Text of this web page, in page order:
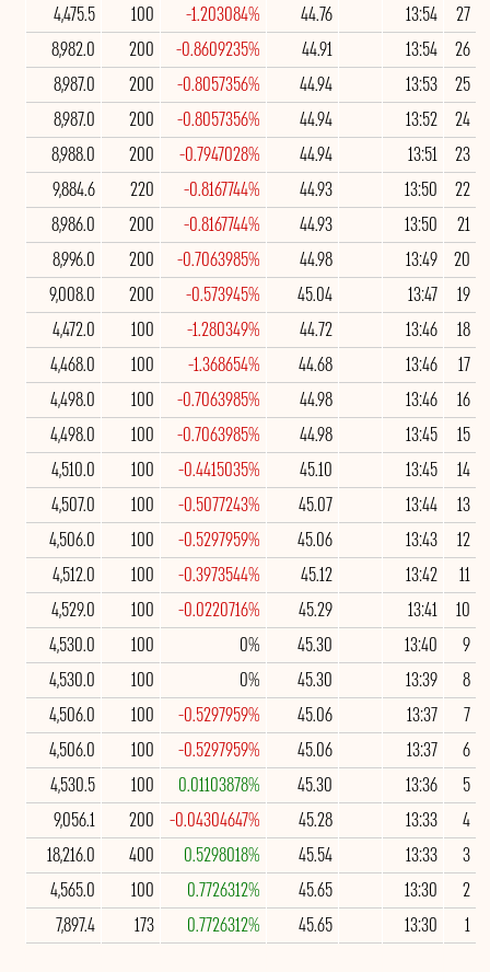
27
13:54
44.76
-1.203084%
100
4,475.5
26
13:54
44.91
-0.8609235%
200
8,982.0
25
13:53
44.94
-0.8057356%
200
8,987.0
24
13:52
44.94
-0.8057356%
200
8,987.0
23
13:51
44.94
-0.7947028%
200
8,988.0
22
13:50
44.93
-0.8167744%
220
9,884.6
21
13:50
44.93
-0.8167744%
200
8,986.0
20
13:49
44.98
-0.7063985%
200
8,996.0
19
13:47
45.04
-0.573945%
200
9,008.0
18
13:46
44.72
-1.280349%
100
4,472.0
17
13:46
44.68
-1.368654%
100
4,468.0
16
13:46
44.98
-0.7063985%
100
4,498.0
15
13:45
44.98
-0.7063985%
100
4,498.0
14
13:45
45.10
-0.4415035%
100
4,510.0
13
13:44
45.07
-0.5077243%
100
4,507.0
12
13:43
45.06
-0.5297959%
100
4,506.0
11
13:42
45.12
-0.3973544%
100
4,512.0
10
13:41
45.29
-0.0220716%
100
4,529.0
9
13:40
45.30
0%
100
4,530.0
8
13:39
45.30
0%
100
4,530.0
7
13:37
45.06
-0.5297959%
100
4,506.0
6
13:37
45.06
-0.5297959%
100
4,506.0
5
13:36
45.30
0.01103878%
100
4,530.5
4
13:33
45.28
-0.04304647%
200
9,056.1
3
13:33
45.54
0.5298018%
400
18,216.0
2
13:30
45.65
0.7726312%
100
4,565.0
1
13:30
45.65
0.7726312%
173
7,897.4